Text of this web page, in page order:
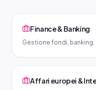
Finance & Banking
Gestione fondi,
Affari europei &